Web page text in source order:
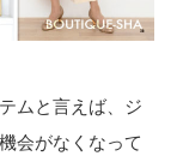
ムと言えば、ジ
会がなくなって